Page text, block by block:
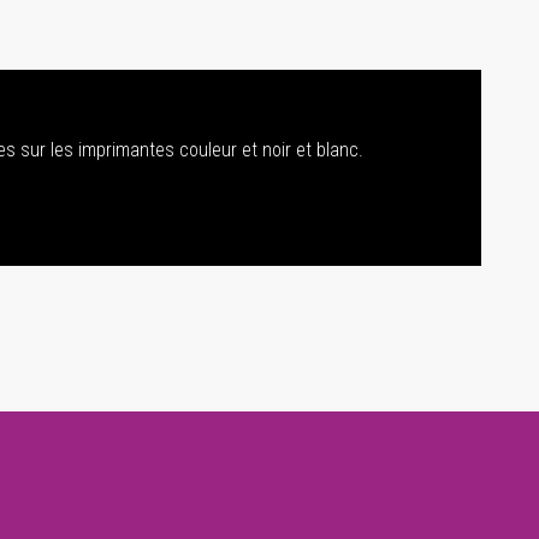
sur les imprimantes couleur et noir et blanc.